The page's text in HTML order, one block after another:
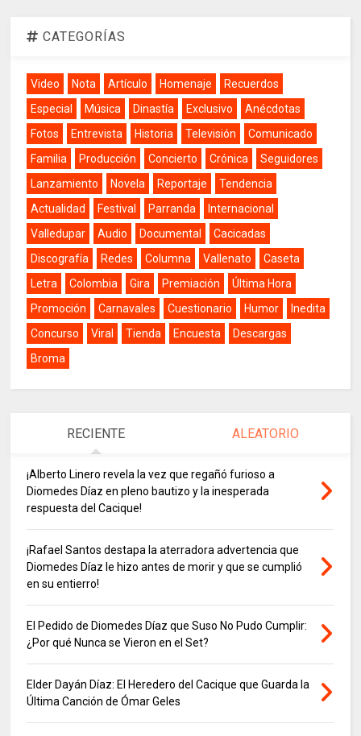
CATEGORÍAS
Video Nota Artículo Homenaje
Recuerdos
Especial
Música Dinastía Exclusivo
Anécdotas
Fotos
Entrevista Historia Televisión
Comunicado
Familia
Producción Concierto Crónica
Seguidores
Lanzamiento
Novela Reportaje
Tendencia
Actualidad
Festival Parranda
Internacional
Valledupar
Audio Documental
Cacicadas
Discografía
Redes Columna Vallenato
Caseta
Letra
Colombia Gira Premiación
Última Hora
Promoción
Carnavales Cuestionario Humor
Inedita
Concurso
Viral Tienda Encuesta
Descargas
Broma
RECIENTE ALEATORIO
¡Alberto Linero revela la vez que regañó furioso a
Diomedes Díaz en pleno bautizo y la inesperada
respuesta del Cacique!
¡Rafael Santos destapa la aterradora advertencia que
Diomedes Díaz le hizo antes de morir y que se cumplió
en su entierro!
El Pedido de Diomedes Díaz que Suso No Pudo Cumplir:
¿Por qué Nunca se Vieron en el Set?
Elder Dayán Díaz: El Heredero del Cacique que Guarda la
Última Canción de Ómar Geles